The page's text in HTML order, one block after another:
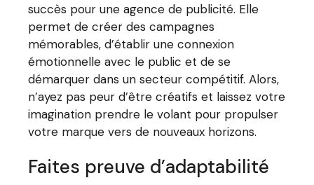
succès pour une agence de publicité. Elle
permet de créer des campagnes
mémorables, d’établir une connexion
émotionnelle avec le public et de se
démarquer dans un secteur compétitif. Alors,
n’ayez pas peur d’être créatifs et laissez votre
imagination prendre le volant pour propulser
votre marque vers de nouveaux horizons.
Faites preuve d’adaptabilité